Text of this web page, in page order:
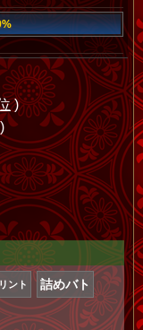
)
ント 詰めバト